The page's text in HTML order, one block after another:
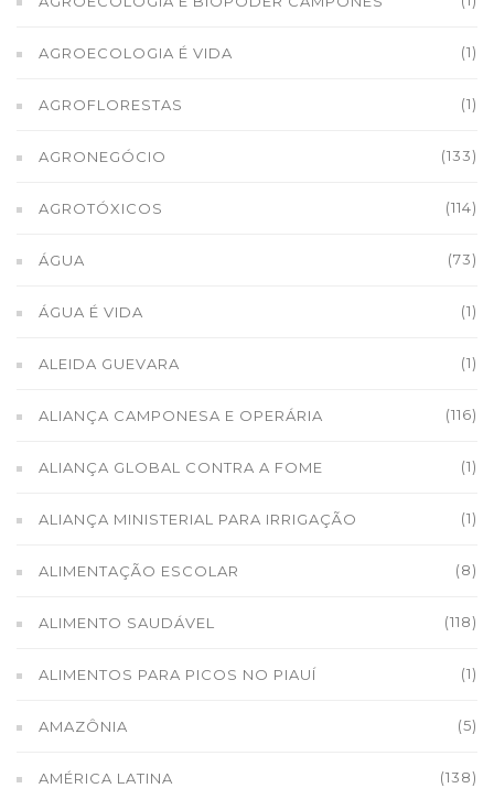
AGROECOLOGIA É VIDA (1)
AGROFLORESTAS (1)
AGRONEGÓCIO (133)
AGROTÓXICOS (114)
ÁGUA (73)
ÁGUA É VIDA (1)
ALEIDA GUEVARA (1)
ALIANÇA CAMPONESA E OPERÁRIA (116)
ALIANÇA GLOBAL CONTRA A FOME (1)
ALIANÇA MINISTERIAL PARA IRRIGAÇÃO (1)
ALIMENTAÇÃO ESCOLAR (8)
ALIMENTO SAUDÁVEL (118)
ALIMENTOS PARA PICOS NO PIAUÍ (1)
AMAZÔNIA (5)
AMÉRICA LATINA (138)